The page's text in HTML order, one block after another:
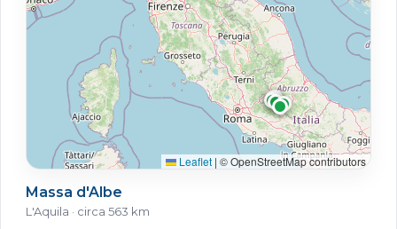
Leaflet | © OpenStreetMap contributors
Massa d'Albe
L'Aquila · circa 563 km